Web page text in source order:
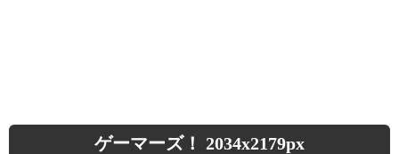
ゲーマーズ！ 2034x2179px